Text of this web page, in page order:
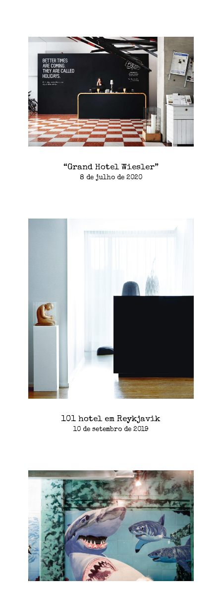
“Grand Hotel Wiesler”
8 de julho de 2020
101 hotel em Reykjavik
10 de setembro de 2019